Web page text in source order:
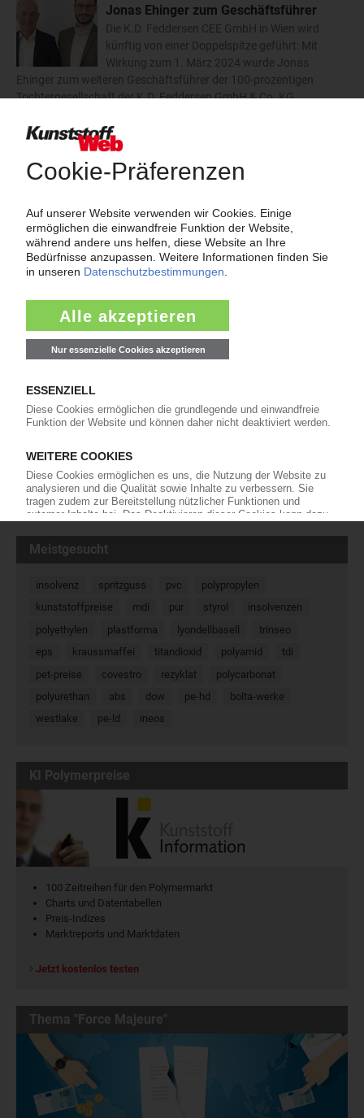
Jonas Ehinger zum Geschäftsführer
Die K.D. Feddersen CEE GmbH in Wien wird
künftig von einer Doppelspitze geführt: Mit
Wirkung zum 1. März 2024 wurde Jonas
Ehinger zum weiteren Geschäftsführer der 100-prozentigen
Tochtergesellschaft der K.D. Feddersen GmbH & Co. KG…
K.D. Feddersen: ABS-Blends mit
Rezyklatanteil
Portfolio an ABS/PC- und PC/ABS-Typen der
Produktfamilie E-Loop des spanischen
Kunststoffherstellers Elix Polymers. Die neuen Spritzgießtypen
enthalten deutliche Anteile an rezykliertem Polycarbonat.…
K.D.Feddersen: Weitere E-Loop-Typen
von Elix im Portfolio
Nachhaltigkeitsaspekt, welche der Hersteller Elix
Polymers in der neuen Produktfamilie „E-Loop“ führt. Dabei
« Zurück Weiter »
Meistgesucht
insolvenz spritzguss pvc
polypropylen
kunststoffpreise
mdi pur styrol
insolvenzen
polyethylen
plastforma lyondellbasell
trinseo
eps
kraussmaffei titandioxid polyamid
tdi
pet-preise
covestro rezyklat
polycarbonat
polyurethan
abs dow pe-hd
bolta-werke
westlake
pe-ld ineos
KI Polymerpreise
100 Zeitreihen für den Polymermarkt
Charts und Datentabellen
Preis-Indizes
Marktreports und Marktdaten
Jetzt kostenlos testen
Thema "Force Majeure"